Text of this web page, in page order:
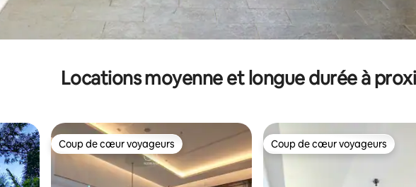
Locations moyenne et longue durée à
Coup de cœur voyageurs
Coup de cœur voyageurs Coup de cœur voyageurs
Coup de cœur voyageurs